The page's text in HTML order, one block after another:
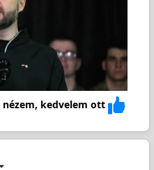
nézem, kedvelem ott